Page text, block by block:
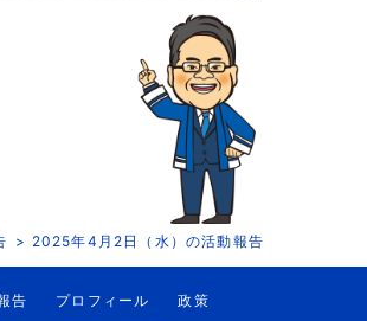
2025年4月2日（水）の活動報告
告 プロフィール
政策